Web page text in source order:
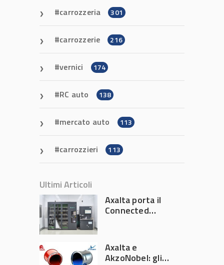
carrozzeria 301
carrozzerie 216
vernici 174
RC auto 138
mercato auto 113
carrozzieri 113
Ultimi Articoli
Axalta porta il
Connected
Automechanika
Frankfurt 2026
Axalta e
AkzoNobel: gli